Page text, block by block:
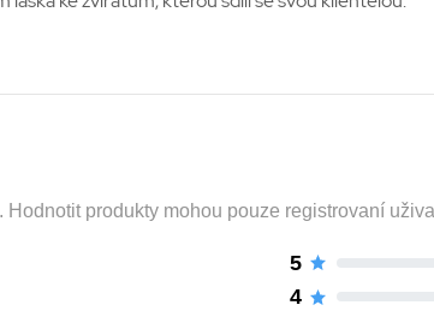
produkty mohou pouze registrovaní
5
4